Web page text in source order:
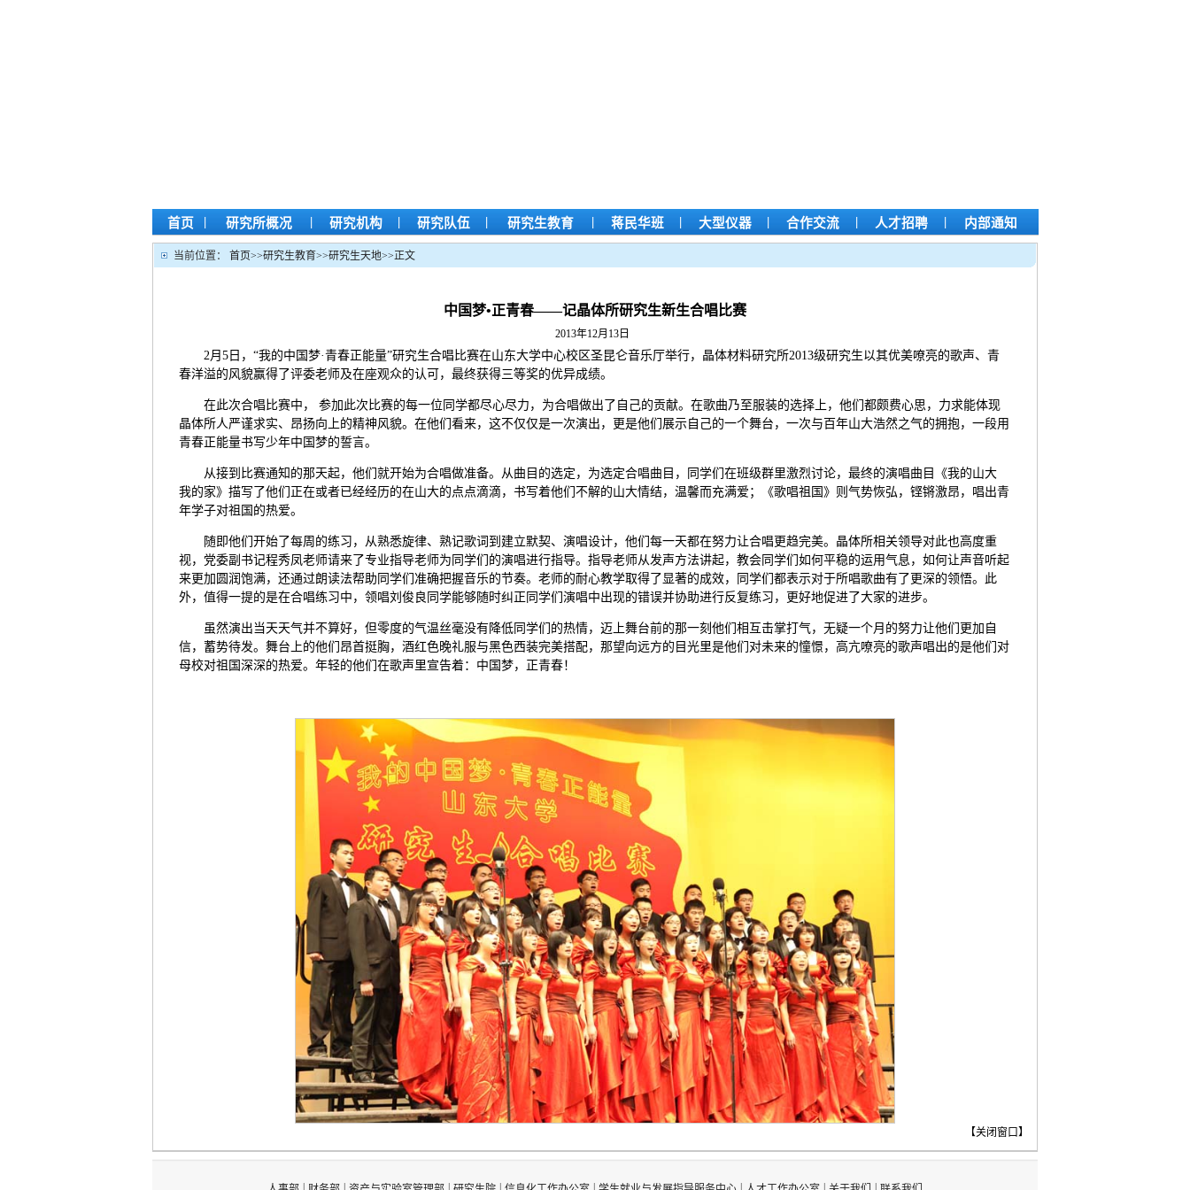
首页 | 研究所概况 | 研究机构 | 研究队伍 | 研究生教育 | 蒋民华班 | 大型仪器 | 合作交流 | 人才招聘 | 内部通知
当前位置： 首页>>研究生教育>>研究生天地>>正文
中国梦•正青春——记晶体所研究生新生合唱比赛
2013年12月13日
2月5日，“我的中国梦·青春正能量”研究生合唱比赛在山东大学中心校区圣昆仑音乐厅举行，晶体材料研究所2013级研究生以其优美嘹亮的歌声、青
春洋溢的风貌赢得了评委老师及在座观众的认可，最终获得三等奖的优异成绩。
在此次合唱比赛中， 参加此次比赛的每一位同学都尽心尽力，为合唱做出了自己的贡献。在歌曲乃至服装的选择上，他们都颇费心思，力求能体现
晶体所人严谨求实、昂扬向上的精神风貌。在他们看来，这不仅仅是一次演出，更是他们展示自己的一个舞台，一次与百年山大浩然之气的拥抱，一段用
青春正能量书写少年中国梦的誓言。
从接到比赛通知的那天起，他们就开始为合唱做准备。从曲目的选定，为选定合唱曲目，同学们在班级群里激烈讨论，最终的演唱曲目《我的山大
我的家》描写了他们正在或者已经经历的在山大的点点滴滴，书写着他们不解的山大情结，温馨而充满爱；《歌唱祖国》则气势恢弘，铿锵激昂，唱出青
年学子对祖国的热爱。
随即他们开始了每周的练习，从熟悉旋律、熟记歌词到建立默契、演唱设计，他们每一天都在努力让合唱更趋完美。晶体所相关领导对此也高度重
视，党委副书记程秀凤老师请来了专业指导老师为同学们的演唱进行指导。指导老师从发声方法讲起，教会同学们如何平稳的运用气息，如何让声音听起
来更加圆润饱满，还通过朗读法帮助同学们准确把握音乐的节奏。老师的耐心教学取得了显著的成效，同学们都表示对于所唱歌曲有了更深的领悟。此
外，值得一提的是在合唱练习中，领唱刘俊良同学能够随时纠正同学们演唱中出现的错误并协助进行反复练习，更好地促进了大家的进步。
虽然演出当天天气并不算好，但零度的气温丝毫没有降低同学们的热情，迈上舞台前的那一刻他们相互击掌打气，无疑一个月的努力让他们更加自
信，蓄势待发。舞台上的他们昂首挺胸，酒红色晚礼服与黑色西装完美搭配，那望向远方的目光里是他们对未来的憧憬，高亢嘹亮的歌声唱出的是他们对
母校对祖国深深的热爱。年轻的他们在歌声里宣告着：中国梦，正青春！
【关闭窗口】